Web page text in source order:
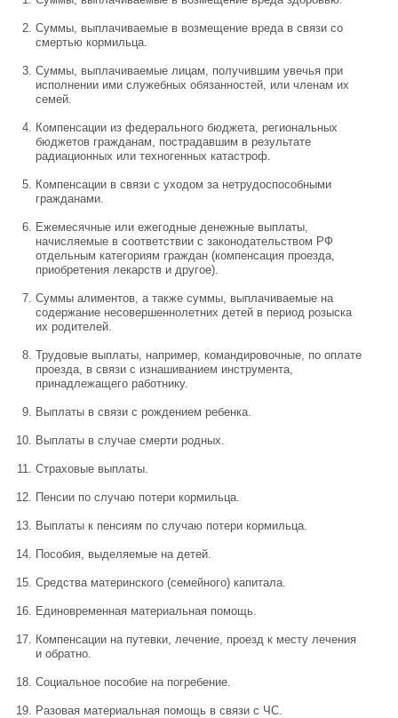
Суммы, выплачиваемые в возмещение вреда в связи со
смертью кормильца.
Суммы, выплачиваемые лицам, получившим увечья при
исполнении ими служебных обязанностей, или членам их
семей.
Компенсации из федерального бюджета, региональных
бюджетов гражданам, пострадавшим в результате
радиационных или техногенных катастроф.
Компенсации в связи с уходом за нетрудоспособными
гражданами.
Ежемесячные или ежегодные денежные выплаты,
начисляемые в соответствии с законодательством РФ
отдельным категориям граждан (компенсация проезда,
приобретения лекарств и другое).
Суммы алиментов, а также суммы, выплачиваемые на
содержание несовершеннолетних детей в период розыска
их родителей.
Трудовые выплаты, например, командировочные, по оплате
проезда, в связи с изнашиванием инструмента,
принадлежащего работнику.
Выплаты в связи с рождением ребенка.
Выплаты в случае смерти родных.
Страховые выплаты.
Пенсии по случаю потери кормильца.
Выплаты к пенсиям по случаю потери кормильца.
Пособия, выделяемые на детей.
Средства материнского (семейного) капитала.
Единовременная материальная помощь.
Компенсации на путевки, лечение, проезд к месту лечения
и обратно.
Социальное пособие на погребение.
Разовая материальная помощь в связи с ЧС.